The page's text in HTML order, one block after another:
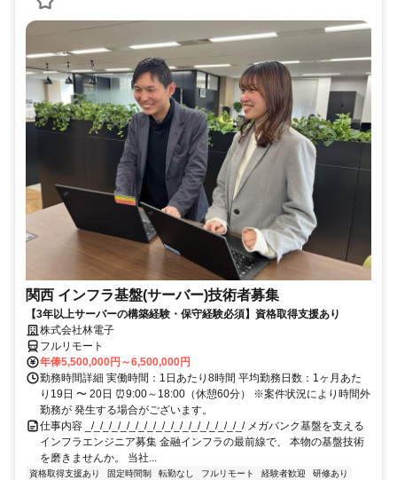
関西 インフラ基盤(サーバー)技術者募集
【3年以上サーバーの構築経験・保守経験必須】資格取得支援あり
株式会社林電子
フルリモート
年俸5,500,000円～6,500,000円
勤務時間詳細 実働時間：1日あたり8時間 平均勤務日数：1ヶ月あた
り19日 〜 20日 ⏰9:00～18:00（休憩60分） ※案件状況により時間外
勤務が 発生する場合がございます。
仕事内容 _/_/_/_/_/_/_/_/_/_/_/_/_/_/_/_/_/_/ メガバンク基盤を支える
インフラエンジニア募集 金融インフラの最前線で、 本物の基盤技術
を磨きませんか。 当社...
資格取得支援あり 固定時間制 転勤なし フルリモート 経験者歓迎
研修あり